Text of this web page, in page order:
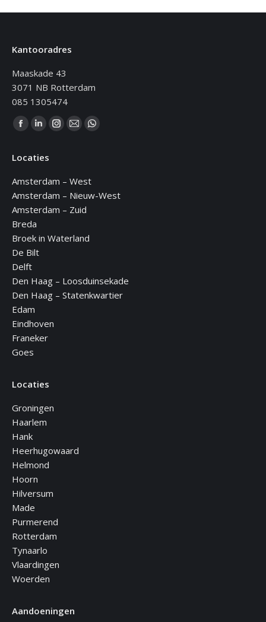
Kantooradres
Maaskade 43
3071 NB Rotterdam
085 1305474
Vind ons op:
Facebook
opens
new
window
Linkedin
opens
new
window
Instagram
new
window
Mail
in
new
window
WhatsApp
new
Locaties
Amsterdam – West
Amsterdam – Nieuw-West
Amsterdam – Zuid
Breda
Broek in Waterland
De Bilt
Delft
Den Haag – Loosduinsekade
Den Haag – Statenkwartier
Edam
Eindhoven
Franeker
Goes
Locaties
Groningen
Haarlem
Hank
Heerhugowaard
Helmond
Hoorn
Hilversum
Made
Purmerend
Rotterdam
Tynaarlo
Vlaardingen
Woerden
Aandoeningen